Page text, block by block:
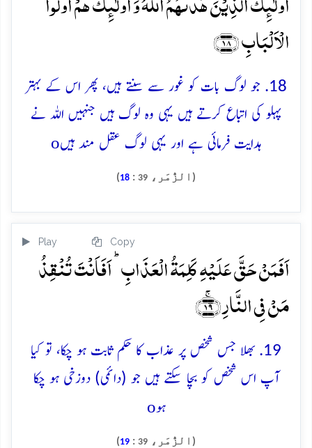
الۡاَلۡبَابِ ﴿۱۸﴾
18. جو لوگ بات کو غور سے سنتے ہیں، پھر اس کے بہتر
پہلو کی اتباع کرتے ہیں یہی وہ لوگ ہیں جنہیں اللہ نے
ہدایت فرمائی ہے اور یہی لوگ عقل مند ہیںo
(الزُّمَر، 39
:
18
)
Play Copy
اَفَمَنۡ حَقَّ عَلَیۡہِ کَلِمَۃُ الۡعَذَابِ ؕ اَفَاَنۡتَ تُنۡقِذُ
مَنۡ فِی النَّارِ ﴿ۚ۱۹﴾
19. بھلا جس شخص پر عذاب کا حکم ثابت ہو چکا، تو کیا
آپ اس شخص کو بچا سکتے ہیں جو (دائمی) دوزخی ہو چکا
ہوo
(الزُّمَر، 39
:
19
)